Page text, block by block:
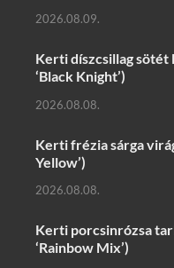
2026.08.09.
Kerti díszcsillag sötét
‘Black Knight’)
2026.08.08.
Kerti frézia sárga
Yellow’)
2026.08.08.
Kerti porcsinrózsa
‘Rainbow Mix’)